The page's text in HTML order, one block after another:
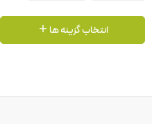
انتخاب گزینه ها